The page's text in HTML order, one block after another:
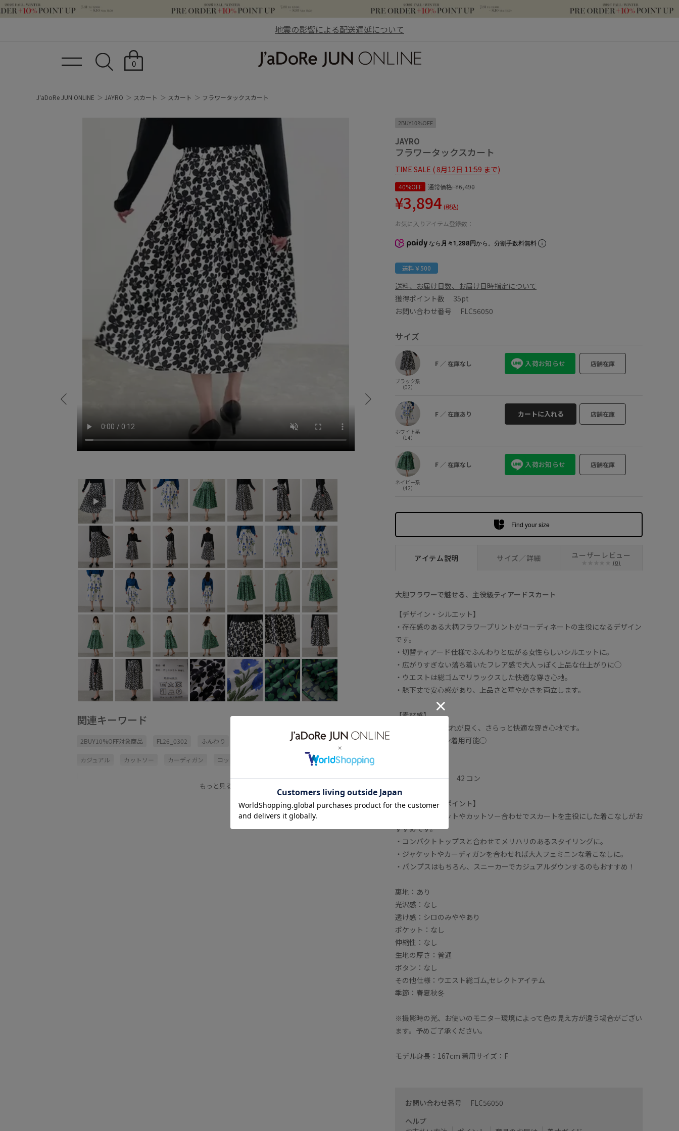
地震の影響による配送遅延について
0
J'aDoRe JUN ONLINE JAYRO スカート スカート フラワータックスカート
F×
関連キーワード
2BUY10%OFF対象商品 FL26_0302 ふんわり オールシーズン
カジュアル カットソー カーディガン コットン
シンプルなニット ジャケット スカート
パンプス
ロングシーズン 上品 主役アイテム
もっと見る
2BUY10%OFF
JAYRO
フラワータックスカート
TIME SALE ( 8月12日 11:59 まで)
40%OFF 通常価格:¥6,490
¥3,894 (税込)
お気に入りアイテム登録数：
なら 月々1,298円から。分割手数料無料
送料￥500
送料、お届け日数、お届け日時指定について
獲得ポイント数 35pt
お問い合わせ番号 FLC56050
サイズ
ブラック系
（02）
F ／ 在庫なし 入荷お知らせ 店舗在庫
ホワイト系
（14）
F ／ 在庫あり カートに入れる 店舗在庫
ネイビー系
（42）
F ／ 在庫なし 入荷お知らせ 店舗在庫
Find your size
アイテム説明 サイズ／詳細 ユーザーレビュー
(0)
大胆フラワーで魅せる、主役級ティアードスカート
【デザイン・シルエット】
・存在感のある大柄フラワープリントがコーディネートの主役になるデザイン
です。
・切替ティアード仕様でふんわりと広がる女性らしいシルエットに。
・広がりすぎない落ち着いたフレア感で大人っぽく上品な仕上がりに◯
・ウエストは総ゴムでリラックスした快適な穿き心地。
・膝下丈で安心感があり、上品さと華やかさを両立します。
【素材感】
・綿100％で肌離れが良く、さらっと快適な穿き心地です。
・ロングシーズン着用可能◯
02 クロ 14 シロ 42 コン
【スタイリングポイント】
・シンプルなニットやカットソー合わせでスカートを主役にした着こなしがお
すすめです。
・コンパクトトップスと合わせてメリハリのあるスタイリングに。
・ジャケットやカーディガンを合わせれば大人フェミニンな着こなしに。
・パンプスはもちろん、スニーカーでカジュアルダウンするのもおすすめ！
裏地：あり
光沢感：なし
透け感：シロのみややあり
ポケット：なし
伸縮性：なし
生地の厚さ：普通
ボタン：なし
その他仕様：ウエスト総ゴム,セレクトアイテム
季節：春夏秋冬
※撮影時の光、お使いのモニター環境によって色の見え方が違う場合がござい
ます。予めご了承ください。
モデル身長：167cm 着用サイズ：F
お問い合わせ番号 FLC56050
ヘルプ